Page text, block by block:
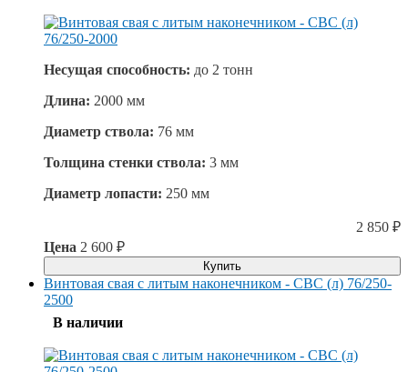
Несущая способность: до 2 тонн
Длина: 2000 мм
Диаметр ствола: 76 мм
Толщина стенки ствола: 3 мм
Диаметр лопасти: 250 мм
2 850 ₽
Цена 2 600 ₽
Купить
Винтовая свая с литым наконечником - СВС (л) 76/250-
2500
В наличии